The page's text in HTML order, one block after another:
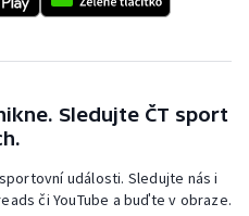
Sledujte ČT sport
události. Sledujte nás i
či YouTube a buďte v obraze.